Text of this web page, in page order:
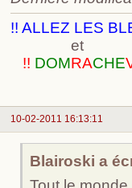
!! ALLEZ LES
et
!! DOMRACHE
10-02-2011 16:13:11
Blairoski a